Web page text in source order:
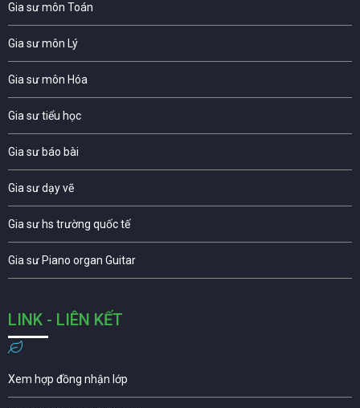
Gia sư môn Toán
Gia sư môn Lý
Gia sư môn Hóa
Gia sư tiểu học
Gia sư báo bài
Gia sư dạy vẽ
Gia sư hs trường quốc tế
Gia sư Piano organ Guitar
LINK - LIÊN KẾT
Xem hợp đồng nhận lớp